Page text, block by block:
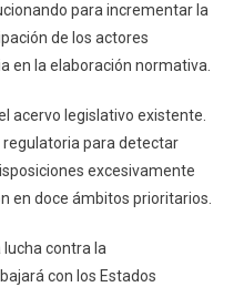
para incrementar la
de los actores
en la elaboración normativa.
acervo legislativo existente.
regulatoria para detectar
excesivamente
en doce ámbitos prioritarios.
lucha contra la
con los Estados